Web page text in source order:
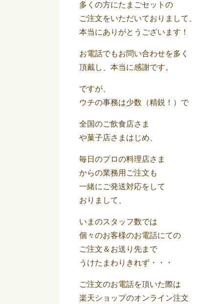
多くの方にたまごセットの
ご注文をいただいておりまして、
本当にありがとうございます！
お電話でもお問い合わせを多く
頂戴し、本当に感謝です。
ですが、
ウチの事務は少数（精鋭！）で
全国のご飲食店さま
や菓子店さまはじめ、
毎日のプロの料理店さま
からの業務用ご注文も
一緒にご発送対応をして
おりまして、
いまのスタッフ数では
個々のお客様のお電話にての
ご注文＆お送り先まで
うけたまわりきれず・・・
ご注文のお電話を頂いた際は
楽天ショップのオンライン注文